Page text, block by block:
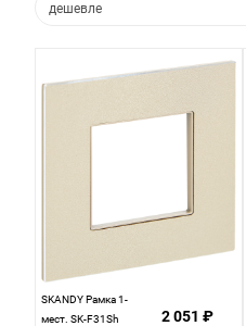
дешевле
по популярности
по новизне
SKANDY Рамка 1-
мест. SK-F31Sh
2 051 ₽